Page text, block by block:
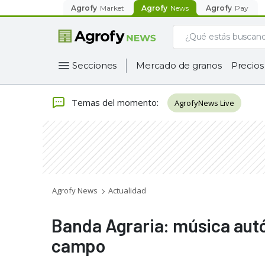
Agrofy Market Agrofy News Agrofy Pay
Secciones Mercado de granos
Temas del momento: AgrofyNews Live
Agrofy News Actualidad
Banda Agraria: música
campo